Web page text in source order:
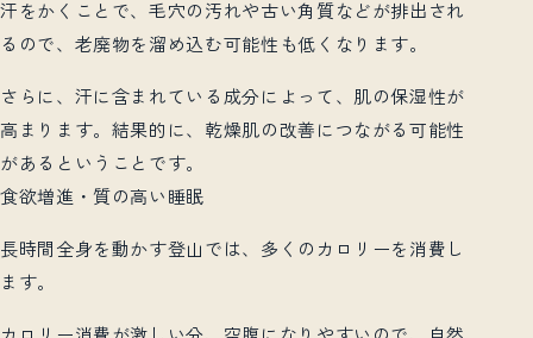
汗をかくことで、毛穴の汚れや古い角質などが排出され
るので、老廃物を溜め込む可能性も低くなります。
さらに、汗に含まれている成分によって、肌の保湿性が
高まります。結果的に、乾燥肌の改善につながる可能性
があるということです。
食欲増進・質の高い睡眠
長時間全身を動かす登山では、多くのカロリーを消費し
ます。